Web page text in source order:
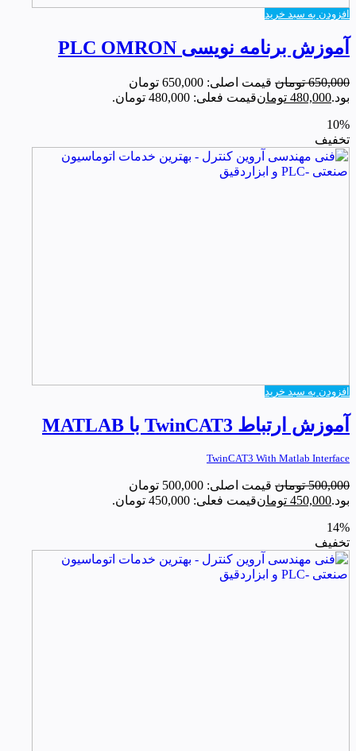
افزودن به سبد خرید
آموزش برنامه نویسی PLC OMRON
650,000 تومان
قیمت اصلی: 650,000 تومان
بود.480,000 تومانقیمت فعلی: 480,000 تومان.
10%
تخفیف
افزودن به سبد خرید
آموزش ارتباط TwinCAT3 با MATLAB
TwinCAT3 With Matlab Interface
500,000 تومان
قیمت اصلی: 500,000 تومان
بود.450,000 تومانقیمت فعلی: 450,000 تومان.
14%
تخفیف